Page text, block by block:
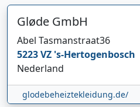
Gløde GmbH
Abel Tasmanstraat36
5223 VZ 's-Hertogenbosch
Nederland
glodebeheiztekleidung.de/